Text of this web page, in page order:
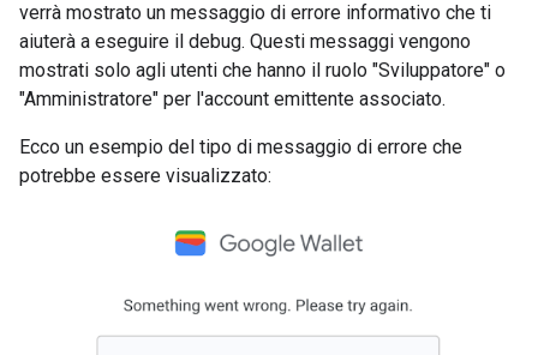
verrà mostrato un messaggio di errore informativo che ti
aiuterà a eseguire il debug. Questi messaggi vengono
mostrati solo agli utenti che hanno il ruolo "Sviluppatore" o
"Amministratore" per l'account emittente associato.
Ecco un esempio del tipo di messaggio di errore che
potrebbe essere visualizzato: